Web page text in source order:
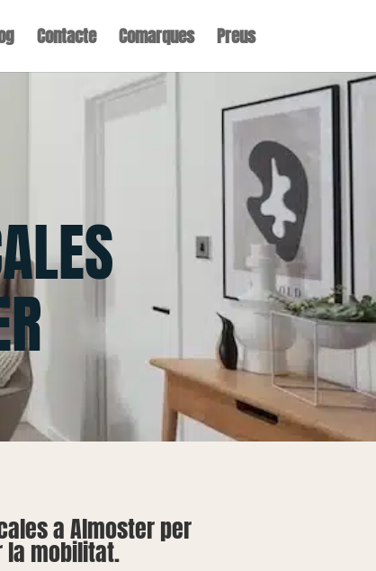
Contacte Comarques Preus
a Almoster per
mobilitat.